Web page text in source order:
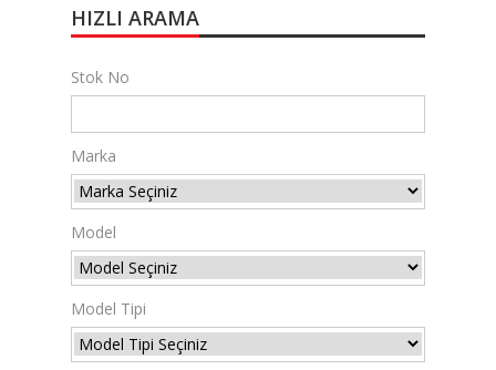
HIZLI ARAMA
Stok No
Marka
Model
Model Tipi